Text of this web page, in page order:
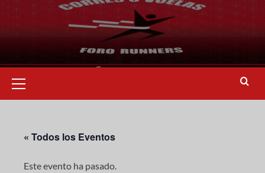
« Todos los Eventos
Este evento ha pasado.